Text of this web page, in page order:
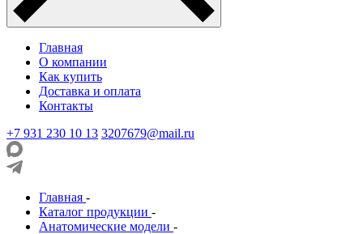
Главная
О компании
Как купить
Доставка и оплата
Контакты
+7 931 230 10 13 3207679@mail.ru
Главная -
Каталог продукции -
Анатомические модели -